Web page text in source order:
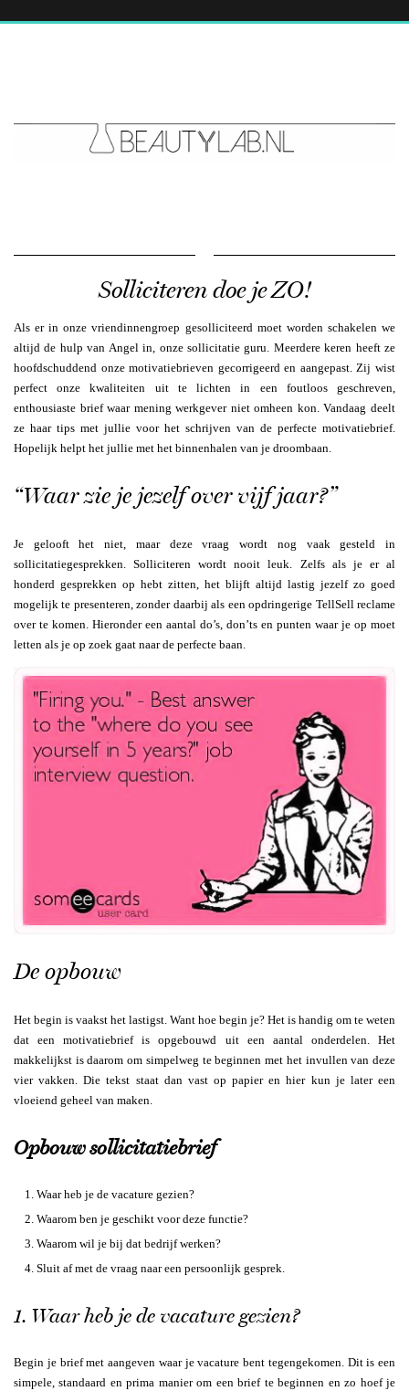
Solliciteren doe je ZO!
Als er in onze vriendinnengroep gesolliciteerd moet worden schakelen we
altijd de hulp van Angel in, onze sollicitatie guru. Meerdere keren heeft ze
hoofdschuddend onze motivatiebrieven gecorrigeerd en aangepast. Zij wist
perfect onze kwaliteiten uit te lichten in een foutloos geschreven,
enthousiaste brief waar mening werkgever niet omheen kon. Vandaag deelt
ze haar tips met jullie voor het schrijven van de perfecte motivatiebrief.
Hopelijk helpt het jullie met het binnenhalen van je droombaan.
“Waar zie je jezelf over vijf jaar?”
Je gelooft het niet, maar deze vraag wordt nog vaak gesteld in
sollicitatiegesprekken. Solliciteren wordt nooit leuk. Zelfs als je er al
honderd gesprekken op hebt zitten, het blijft altijd lastig jezelf zo goed
mogelijk te presenteren, zonder daarbij als een opdringerige TellSell reclame
over te komen. Hieronder een aantal do’s, don’ts en punten waar je op moet
letten als je op zoek gaat naar de perfecte baan.
De opbouw
Het begin is vaakst het lastigst. Want hoe begin je? Het is handig om te weten
dat een motivatiebrief is opgebouwd uit een aantal onderdelen. Het
makkelijkst is daarom om simpelweg te beginnen met het invullen van deze
vier vakken. Die tekst staat dan vast op papier en hier kun je later een
vloeiend geheel van maken.
Opbouw sollicitatiebrief
Waar heb je de vacature gezien?
Waarom ben je geschikt voor deze functie?
Waarom wil je bij dat bedrijf werken?
Sluit af met de vraag naar een persoonlijk gesprek.
1. Waar heb je de vacature gezien?
Begin je brief met aangeven waar je vacature bent tegengekomen. Dit is een
simpele, standaard en prima manier om een brief te beginnen en zo hoef je